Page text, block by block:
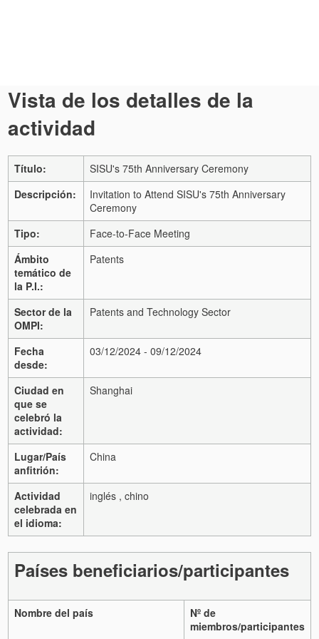
Vista de los detalles de la
actividad
Título:
SISU's 75th Anniversary Ceremony
Descripción:
Invitation to Attend SISU's 75th Anniversary
Ceremony
Tipo:
Face-to-Face Meeting
Ámbito
temático de
la P.I.:
Patents
Sector de la
OMPI:
Patents and Technology Sector
Fecha
desde:
03/12/2024 - 09/12/2024
Ciudad en
que se
celebró la
actividad:
Shanghai
Lugar/País
anfitrión:
China
Actividad
celebrada en
el idioma:
inglés , chino
Países beneficiarios/participantes
Nombre del país
Nº de
miembros/participantes